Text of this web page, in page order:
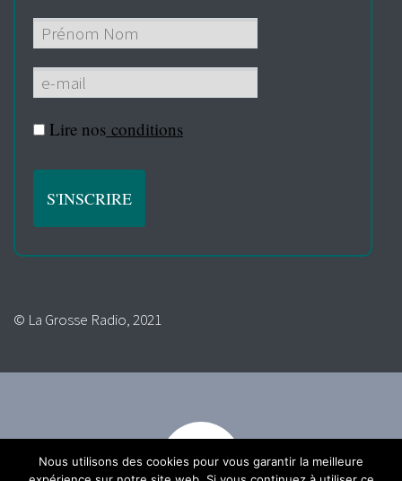
Lire nos conditions
© La Grosse Radio, 2021
Nous utilisons des cookies pour vous garantir la meilleure